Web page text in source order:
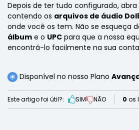
Depois de ter tudo configurado,
contendo os arquivos de áudio
onde você os tem. Não se esqueça
álbum e o UPC para que a nossa
encontrá-lo facilmente na sua
Disponível no nosso Plano
Este artigo foi útil?: SIM NÃO 0 os